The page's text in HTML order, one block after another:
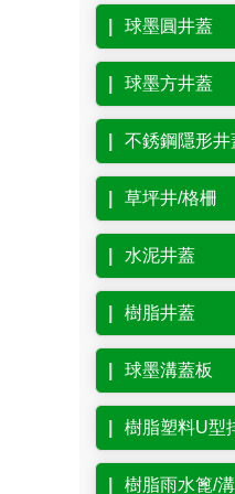
球墨圓井蓋
球墨方井蓋
不銹鋼隱形井
草坪井/格柵
水泥井蓋
樹脂井蓋
球墨溝蓋板
樹脂塑料U型
樹脂雨水篦/